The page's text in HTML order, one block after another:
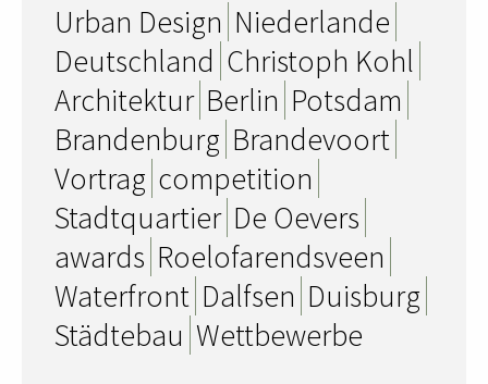
Urban Design Niederlande
Deutschland Christoph Kohl
Architektur Berlin Potsdam
Brandenburg Brandevoort
Vortrag competition
Stadtquartier De Oevers
awards Roelofarendsveen
Waterfront Dalfsen Duisburg
Städtebau Wettbewerbe